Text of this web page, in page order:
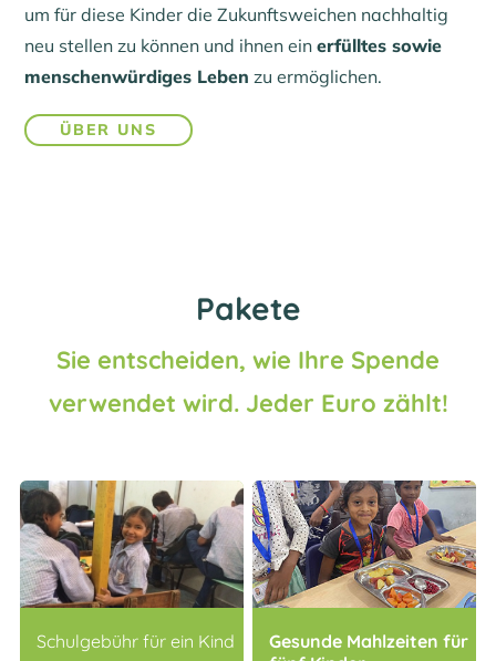
um für diese Kinder die Zukunftsweichen nachhaltig
neu stellen zu können und ihnen einerfülltes sowie
menschenwürdiges Leben zu ermöglichen.
ÜBER UNS
Pakete
Sie entscheiden, wie Ihre Spende
verwendet wird. Jeder Euro zählt!
Schulgebühr für ein Kind
Gesunde Mahlzeiten für